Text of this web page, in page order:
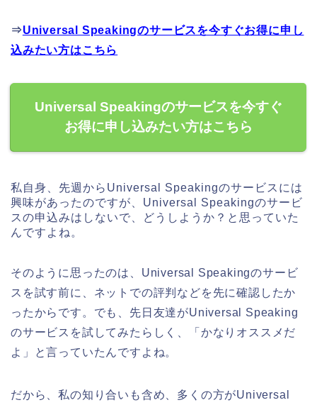
⇒Universal Speakingのサービスを今すぐお得に申し
込みたい方はこちら
Universal Speakingのサービスを今すぐ
お得に申し込みたい方はこちら
私自身、先週からUniversal Speakingのサービスには
興味があったのですが、Universal Speakingのサービ
スの申込みはしないで、どうしようか？と思っていた
んですよね。
そのように思ったのは、Universal Speakingのサービ
スを試す前に、ネットでの評判などを先に確認したか
ったからです。でも、先日友達がUniversal Speaking
のサービスを試してみたらしく、「かなりオススメだ
よ」と言っていたんですよね。
だから、私の知り合いも含め、多くの方がUniversal